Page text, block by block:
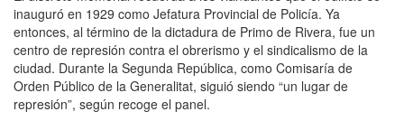
inauguró en 1929 como Jefatura Provincial de Policía. Ya
entonces, al término de la dictadura de Primo de Rivera, fue un
centro de represión contra el obrerismo y el sindicalismo de la
ciudad. Durante la Segunda República, como Comisaría de
Orden Público de la Generalitat, siguió siendo “un lugar de
represión”, según recoge el panel.